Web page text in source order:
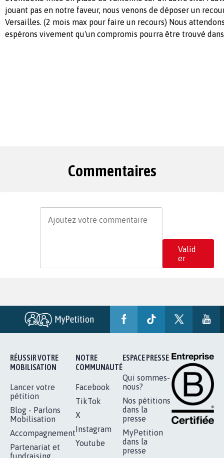
jouant pas en notre faveur, nous venons de déposer un
Versailles. (2 mois max pour faire un recours) Nous
espérons vivement qu'un compromis pourra être trouvé
Commentaires
Valid
er
RÉUSSIR VOTRE
MOBILISATION
Lancer votre
pétition
Blog - Parlons
Mobilisation
Accompagnement
Partenariat et
fundraising
NOTRE
COMMUNAUTÉ
Facebook
TikTok
X
Instagram
Youtube
ESPACE PRESSE
Qui sommes-
nous?
Nos pétitions
dans la
presse
MyPetition
dans la
presse